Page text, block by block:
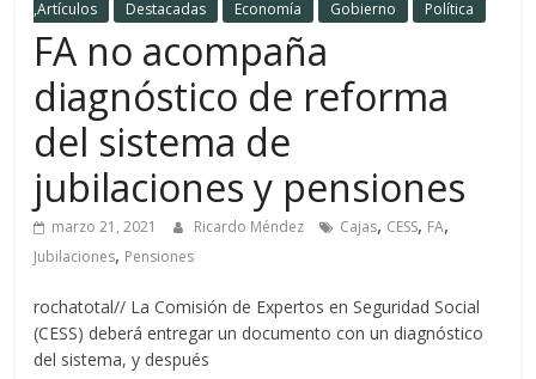
,Artículos
Destacadas Economía Gobierno Política
FA no acompaña
diagnóstico de reforma
del sistema de
jubilaciones y pensiones
marzo 21, 2021 Ricardo Méndez Cajas, CESS, FA,
Jubilaciones, Pensiones
rochatotal// La Comisión de Expertos en Seguridad Social
(CESS) deberá entregar un documento con un diagnóstico
del sistema, y después